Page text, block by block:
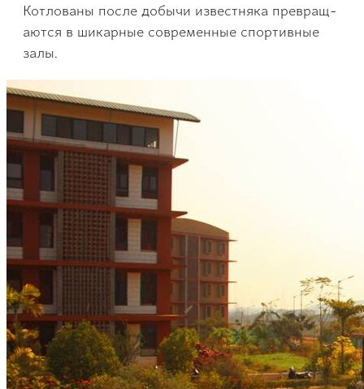
Котлованы после добычи известняка превращ­
аются в шикарные сов­ременные спортивные
залы.